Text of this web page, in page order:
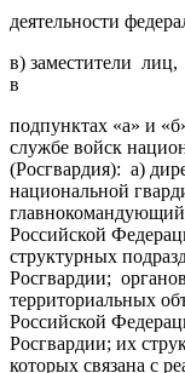
деятельности
в) заместители
в
подпунктах «а» и
службе войск
(Росгвардия): а)
национальной
Российской
структурных
Росгвардии;
территориальных
Российской
Росгвардии; их
которых связана с